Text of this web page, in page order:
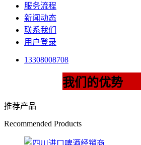
服务流程
新闻动态
联系我们
用户登录
13308008708
我们的优势
推荐产品
Recommended Products